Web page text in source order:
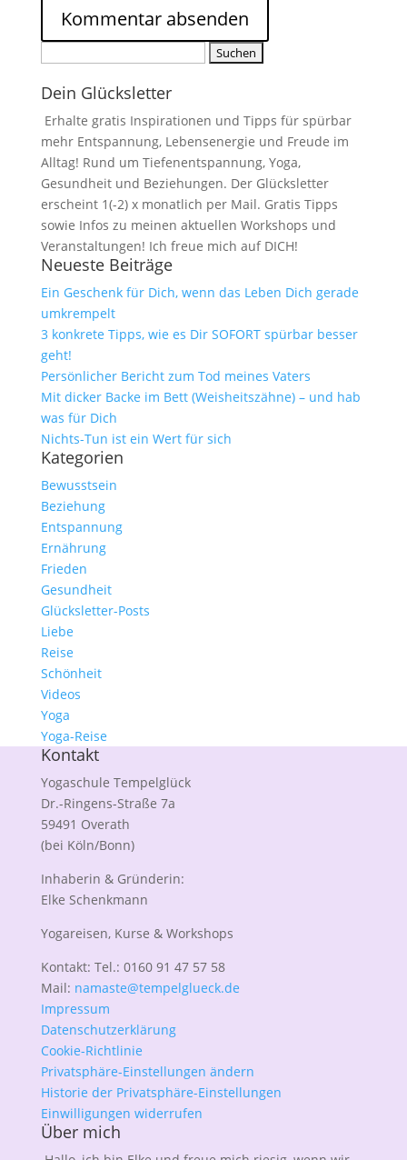
Dein Glücksletter
Erhalte gratis Inspirationen und Tipps für spürbar
mehr Entspannung, Lebensenergie und Freude im
Alltag! Rund um Tiefenentspannung, Yoga,
Gesundheit und Beziehungen. Der Glücksletter
erscheint 1(-2) x monatlich per Mail. Gratis Tipps
sowie Infos zu meinen aktuellen Workshops und
Veranstaltungen! Ich freue mich auf DICH!
Neueste Beiträge
Ein Geschenk für Dich, wenn das Leben Dich gerade
umkrempelt
3 konkrete Tipps, wie es Dir SOFORT spürbar besser
geht!
Persönlicher Bericht zum Tod meines Vaters
Mit dicker Backe im Bett (Weisheitszähne) – und hab
was für Dich
Nichts-Tun ist ein Wert für sich
Kategorien
Bewusstsein
Beziehung
Entspannung
Ernährung
Frieden
Gesundheit
Glücksletter-Posts
Liebe
Reise
Schönheit
Videos
Yoga
Yoga-Reise
Kontakt
Yogaschule Tempelglück
Dr.-Ringens-Straße 7a
59491 Overath
(bei Köln/Bonn)
Inhaberin & Gründerin:
Elke Schenkmann
Yogareisen, Kurse & Workshops
Kontakt: Tel.: 0160 91 47 57 58
Mail: namaste@tempelglueck.de
Impressum
Datenschutzerklärung
Cookie-Richtlinie
Privatsphäre-Einstellungen ändern
Historie der Privatsphäre-Einstellungen
Einwilligungen widerrufen
Über mich